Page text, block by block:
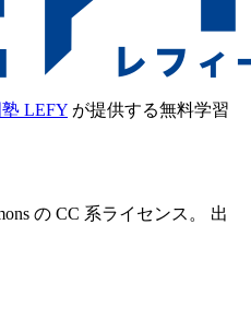
LEFY が提供する無料学習
の CC 系ライセンス。 出